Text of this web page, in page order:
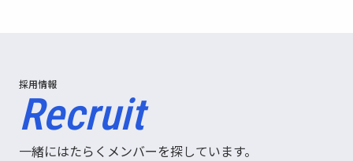
採用情報
Recruit
一緒にはたらくメンバーを探しています。